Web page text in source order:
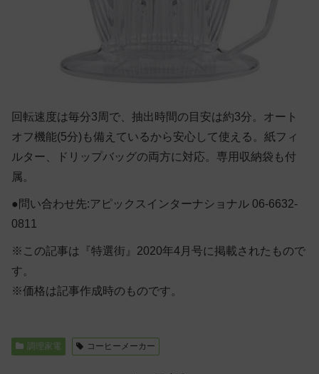
回転速度は毎分3周で、抽出時間の目安は約3分。オート
オフ機能(5分)も備えているから安心して使える。紙フィ
ルター、ドリップバッグの両方に対応。専用収納袋も付
属。
●問い合わせ先:アピックスインターナショナル 06-6632-
0811
※この記事は『特選街』2020年4月号に掲載されたもので
す。
※価格は記事作成時のものです。
調理家電 コーヒーメーカー